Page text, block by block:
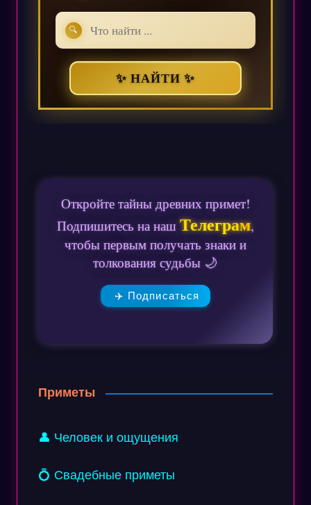
🔍
✨ НАЙТИ ✨
Откройте тайны древних примет!
Подпишитесь на нашТелеграм,
чтобы первым получать знаки и
толкования судьбы 🌙
✈️ Подписаться
Приметы
👤 Человек и ощущения
💍 Свадебные приметы